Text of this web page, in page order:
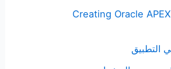
5. إنشاء التطبيقات Creating Oracle APEX